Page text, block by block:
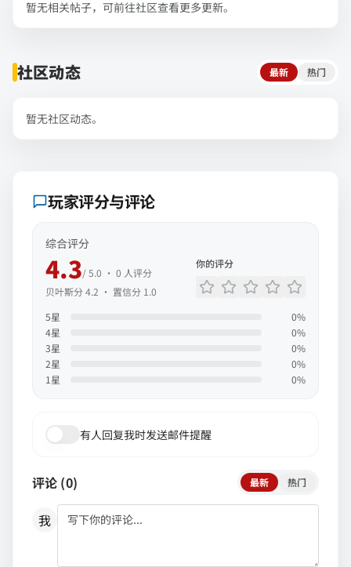
暂无相关帖子，可前往社区查看更多更新。
社区动态 最新 热门
暂无社区动态。
玩家评分与评论
综合评分
4.3/ 5.0 · 0 人评分
贝叶斯分4.2 · 置信分 1.0
你的评分
5星 0%
4星 0%
3星 0%
2星 0%
1 星 0%
有人回复我时发送邮件提醒
评论 (0) 最新 热门
我